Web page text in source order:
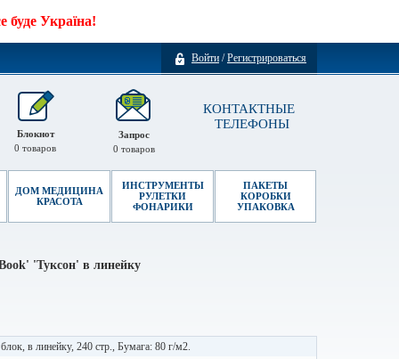
буде Україна!
Войти /Регистрироваться
КОНТАКТНЫЕ
ТЕЛЕФОНЫ
Запрос
0 товаров
Блокнот
0 товаров
ДОМ МЕДИЦИНА
КРАСОТА
ИНСТРУМЕНТЫ
РУЛЕТКИ
ФОНАРИКИ
ПАКЕТЫ
КОРОБКИ
УПАКОВКА
'Туксон' в линейку
в линейку, 240 стр., Бумага: 80 г/м2.